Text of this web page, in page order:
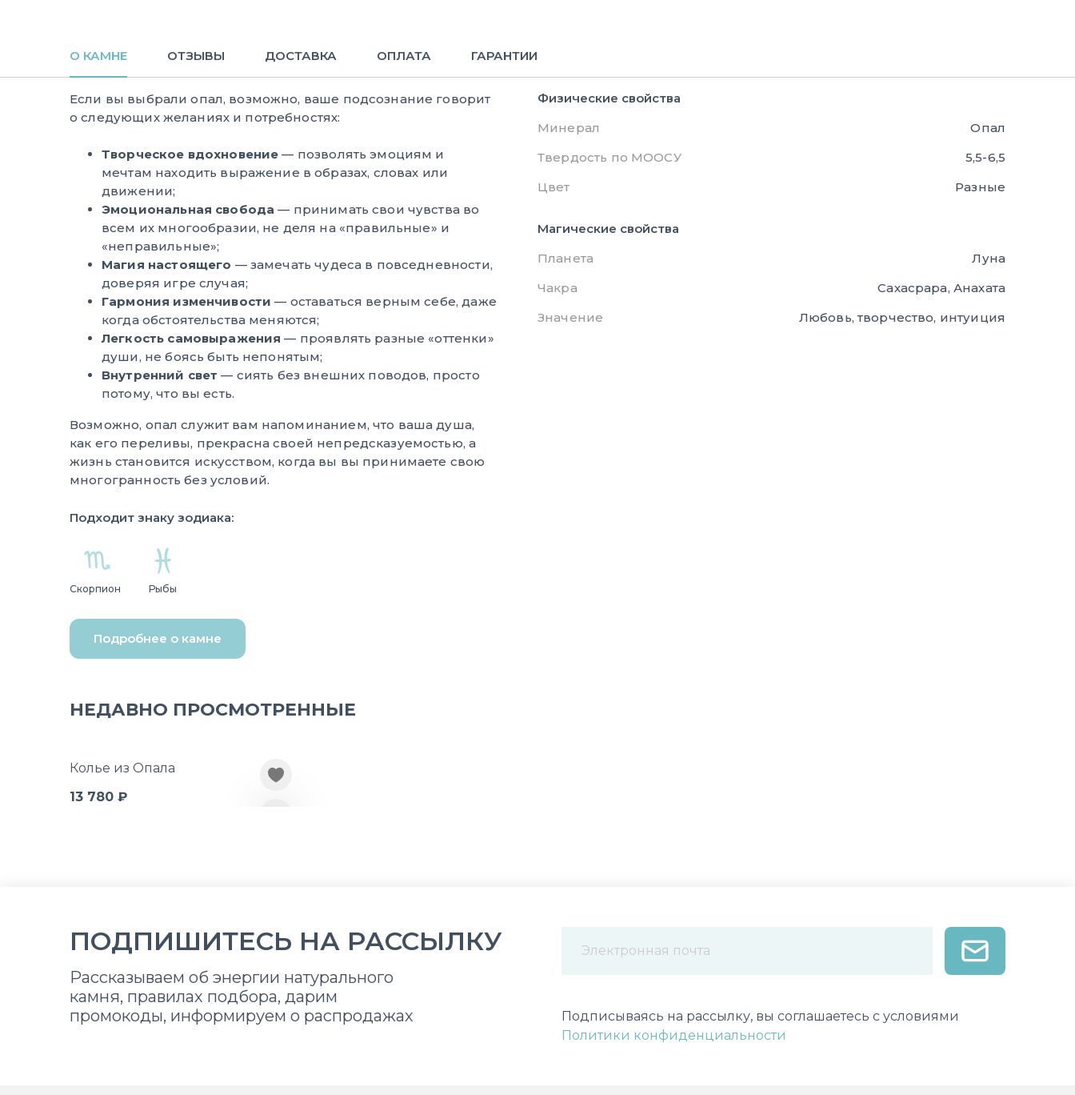
О КАМНЕ ОТЗЫВЫ ДОСТАВКА ОПЛАТА ГАРАНТИИ
Если вы выбрали опал, возможно, ваше подсознание говорит
о следующих желаниях и потребностях:
Творческое вдохновение — позволять эмоциям и
мечтам находить выражение в образах, словах или
движении;
Эмоциональная свобода — принимать свои чувства во
всем их многообразии, не деля на «правильные» и
«неправильные»;
Магия настоящего — замечать чудеса в повседневности,
доверяя игре случая;
Гармония изменчивости — оставаться верным себе, даже
когда обстоятельства меняются;
Легкость самовыражения — проявлять разные «оттенки»
души, не боясь быть непонятым;
Внутренний свет— сиять без внешних поводов, просто
потому, что вы есть.
Возможно, опал служит вам напоминанием, что ваша душа,
как его переливы, прекрасна своей непредсказуемостью, а
жизнь становится искусством, когда вы вы принимаете свою
многогранность без условий.
Подходит знаку зодиака:
Скорпион Рыбы
Подробнее о камне
Физические свойства
Минерал
Опал
Твердость по МООСУ
5,5-6,5
Цвет
Разные
Магические свойства
Планета
Луна
Чакра
Сахасрара, Анахата
Значение
Любовь, творчество, интуиция
НЕДАВНО ПРОСМОТРЕННЫЕ
Колье из Опала
13 780 ₽
ПОДПИШИТЕСЬ НА РАССЫЛКУ
Рассказываем об энергии натурального
камня, правилах подбора, дарим
промокоды, информируем о распродажах
Подписываясь на рассылку, вы соглашаетесь с условиями
Политики конфиденциальности